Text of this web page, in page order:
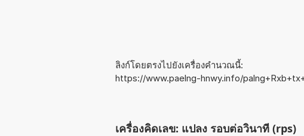
ลิงก์โดยตรงไปยังเครื่องคำนวณนี้:
https://www.paelng-hnwy.info/
เครื่องคิดเลข: แปลง รอบต่อวินาที (rps)